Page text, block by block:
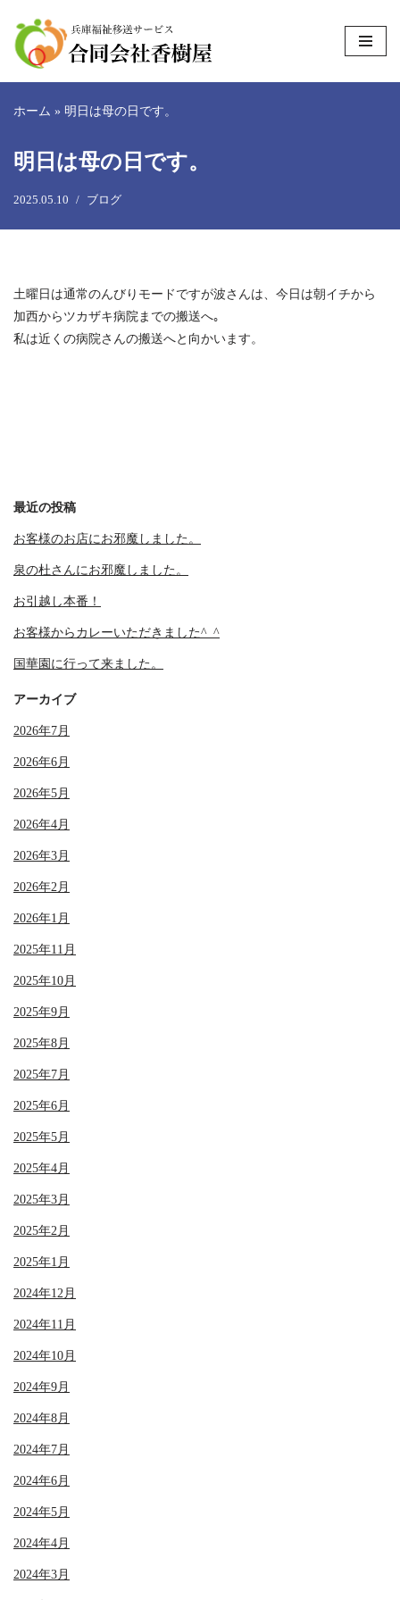
コ
ン
へ
キ
ッ
ホーム » 明日は母の日です。
明日は母の日です。
2025.05.10 ブログ
土曜日は通常のんびりモードですが波さんは、今日は朝イチから
加西からツカザキ病院までの搬送へ｡
私は近くの病院さんの搬送へと向かいます。
最近の投稿
お客様のお店にお邪魔しました。
泉の杜さんにお邪魔しました。
お引越し本番！
お客様からカレーいただきました^_^
国華園に行って来ました。
アーカイブ
2026年7月
2026年6月
2026年5月
2026年4月
2026年3月
2026年2月
2026年1月
2025年11月
2025年10月
2025年9月
2025年8月
2025年7月
2025年6月
2025年5月
2025年4月
2025年3月
2025年2月
2025年1月
2024年12月
2024年11月
2024年10月
2024年9月
2024年8月
2024年7月
2024年6月
2024年5月
2024年4月
2024年3月